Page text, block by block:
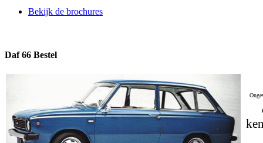
Bekijk de brochures
Daf 66 Bestel